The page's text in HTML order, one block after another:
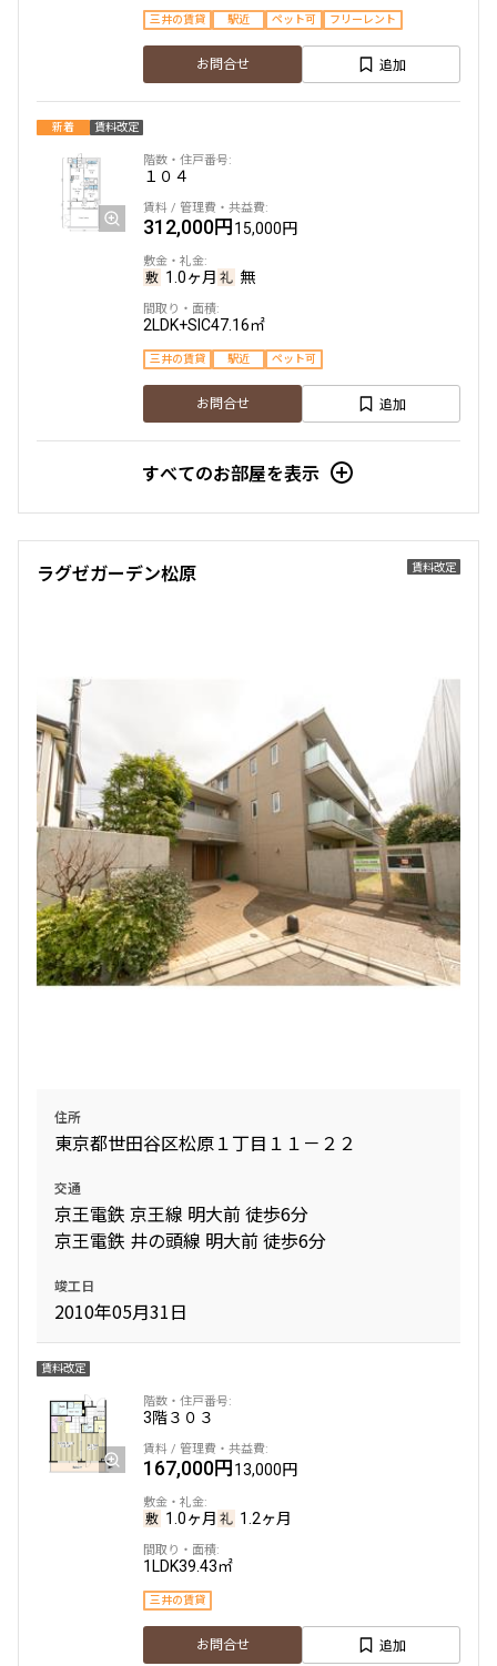
1.0ヶ月 無
53.16㎡
2階205
322,000円20,000円
1.0ヶ月 無
2SLDK53.12㎡
お問合せ
お問合せ
3階304
335,000円20,000円
1.0ヶ月 無
4階401
1.0ヶ月
ペット可
お問合せ
3階306
460,000円
1.0ヶ月 無
三井の賃貸 駅近 ペット可 フリーレント
お問合せ 追加
新着 賃料改定
１０４
312,000円15,000円
1.0ヶ月 無
2LDK+SIC47.16㎡
三井の賃貸 駅近 ペット可
お問合せ 追加
すべてのお部屋を表示
賃料改定
ラグゼガーデン松原
住所
東京都世田谷区松原１丁目１１－２２
交通
京王電鉄 京王線 明大前 徒歩6分
京王電鉄 井の頭線 明大前 徒歩6分
竣工日
2010年05月31日
賃料改定
3階３０３
167,000円13,000円
1.0ヶ月 1.2ヶ月
1LDK39.43㎡
三井の賃貸
お問合せ 追加